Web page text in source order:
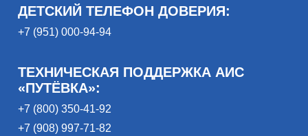
ДЕТСКИЙ ТЕЛЕФОН ДОВЕРИЯ:
+7 (951) 000-94-94
ТЕХНИЧЕСКАЯ ПОДДЕРЖКА АИС
«ПУТЁВКА»:
+7 (800) 350-41-92
+7 (908) 997-71-82